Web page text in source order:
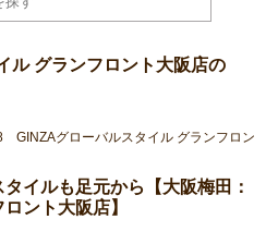
ル グランフロント大阪店の
GINZAグローバルスタイル グランフロン
タイルも足元から【大阪梅田：
ント大阪店】